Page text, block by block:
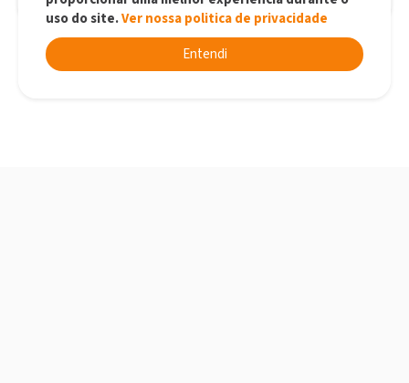
uso do site.Ver nossa politica de privacidade
Entendi